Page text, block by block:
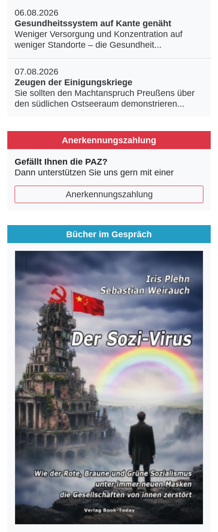
06.08.2026
Gesundheitssystem auf Kante genäht
Weniger Versorgung und Konzentration auf
weniger Standorte – die Gesundheit...
07.08.2026
Zeugen der Einigungskriege
Sie sollten den Machtanspruch Preußens über
den südlichen Ostseeraum demonstrieren...
Anerkennungszahlung
Gefällt Ihnen die PAZ?
Dann unterstützen Sie uns gern mit einer
Anerkennungszahlung
Bücher im Gespräch